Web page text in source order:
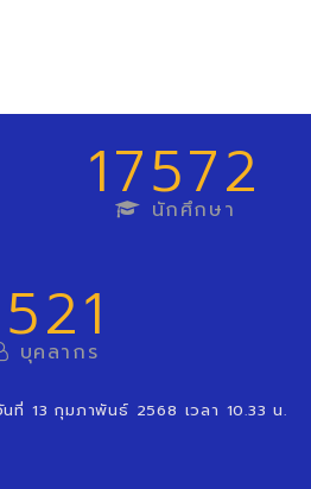
17572
นักศึกษา
บุคลากร
ที่ 13 กุมภาพันธ์ 2568 เวลา 10.33 น.